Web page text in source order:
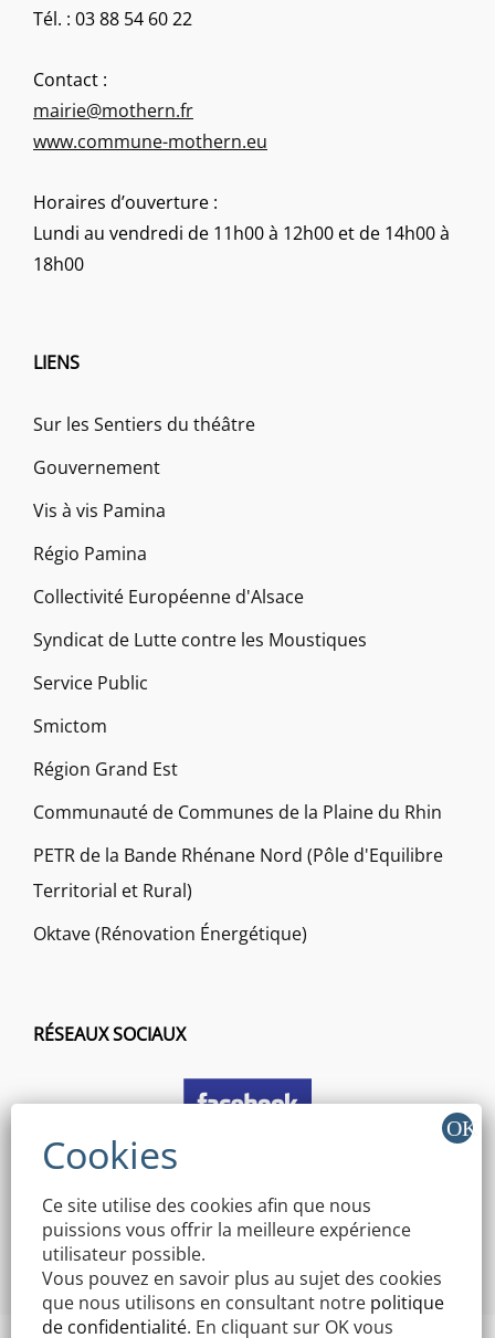
Tél. : 03 88 54 60 22
Contact :
mairie@mothern.fr
www.commune-mothern.eu
Horaires d’ouverture :
Lundi au vendredi de 11h00 à 12h00 et de 14h00 à
18h00
LIENS
Sur les Sentiers du théâtre
Gouvernement
Vis à vis Pamina
Régio Pamina
Collectivité Européenne d'Alsace
Syndicat de Lutte contre les Moustiques
Service Public
Smictom
Région Grand Est
Communauté de Communes de la Plaine du Rhin
PETR de la Bande Rhénane Nord (Pôle d'Equilibre
Territorial et Rural)
Oktave (Rénovation Énergétique)
RÉSEAUX SOCIAUX
Ce site utilise des cookies afin que nous
puissions vous offrir la meilleure expérience
utilisateur possible.
Vous pouvez en savoir plus au sujet des cookies
que nous utilisons en consultant notre politique
de confidentialité. En cliquant sur OK vous